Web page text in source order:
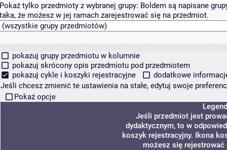
Pokaż tylko przedmioty z wybranej grupy: Boldem są napisane
taka, że możesz w jej ramach zarejestrować się na przedmiot.
pokazuj grupy przedmiotu w kolumnie
pokazuj skrócony opis przedmiotu pod przedmiotem
pokazuj cykle i koszyki rejestracyjne
dodatkowe
Jeśli chcesz zmienić te ustawienia na stałe, edytuj swoje
Pokaż opcje
Jeśli przedmiot jest
dydaktycznym, to w
koszyk rejestracyjny. Ikona
możesz się rejestrować